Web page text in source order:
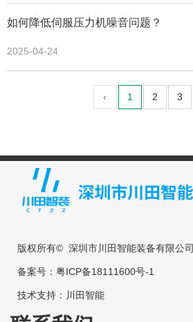
如何降低伺服压力机噪音问题？
2025-04-24
‹ 1 2 3
版权所有© 深圳市川田智能装备有限公司
备案号： 粤ICP备18111600号-1
技术支持： 川田智能